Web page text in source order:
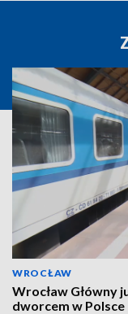
WROCŁAW
Wrocław Główny
dworcem w Polsce